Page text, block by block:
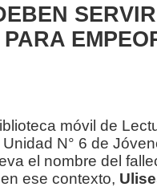
móvil de
N° 6 de
el nombre del
ese contexto,